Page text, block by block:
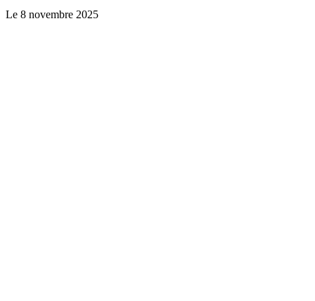
Le 8 novembre 2025